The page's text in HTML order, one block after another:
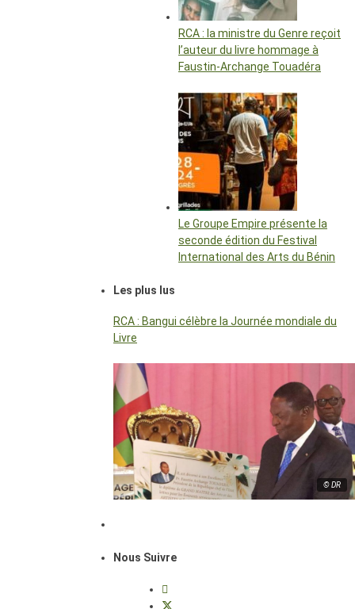
RCA : la ministre du Genre reçoit
l’auteur du livre hommage à
Faustin-Archange Touadéra
Le Groupe Empire présente la
seconde édition du Festival
International des Arts du Bénin
Les plus lus
RCA : Bangui célèbre la Journée mondiale du
Livre
© DR
Nous Suivre